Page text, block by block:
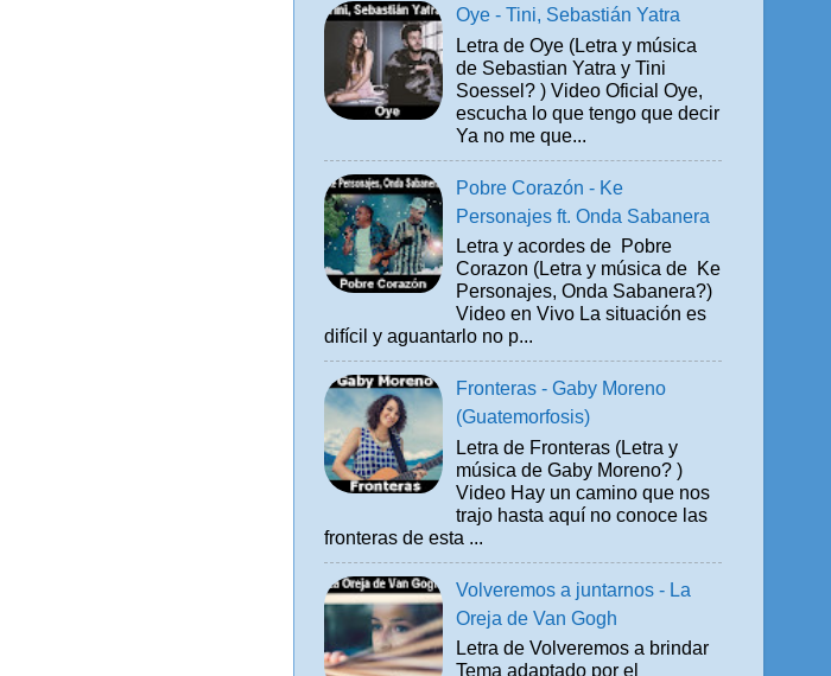
Oye - Tini, Sebastián Yatra
Letra de Oye (Letra y música
de Sebastian Yatra y Tini
Soessel? ) Video Oficial Oye,
escucha lo que tengo que decir
Ya no me que...
Pobre Corazón - Ke
Personajes ft. Onda Sabanera
Letra y acordes de Pobre
Corazon (Letra y música de Ke
Personajes, Onda Sabanera?)
Video en Vivo La situación es
difícil y aguantarlo no p...
Fronteras - Gaby Moreno
(Guatemorfosis)
Letra de Fronteras (Letra y
música de Gaby Moreno? )
Video Hay un camino que nos
trajo hasta aquí no conoce las
fronteras de esta ...
Volveremos a juntarnos - La
Oreja de Van Gogh
Letra de Volveremos a brindar
Tema adaptado por el